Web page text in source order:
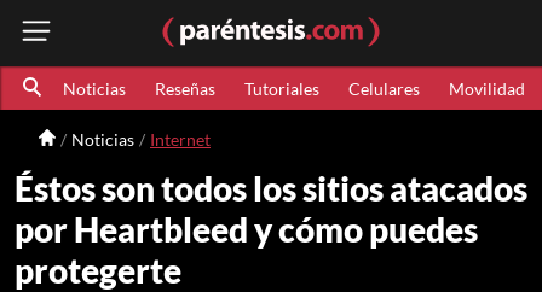
Noticias Reseñas Tutoriales Celulares Movilidad
Noticias Internet
Éstos son todos los sitios atacados
por Heartbleed y cómo puedes
protegerte